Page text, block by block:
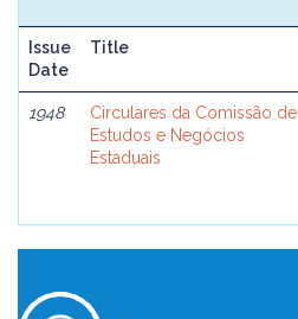
Issue
Date
Title
1948
Circulares da Comissão de
Estudos e Negócios
Estaduais